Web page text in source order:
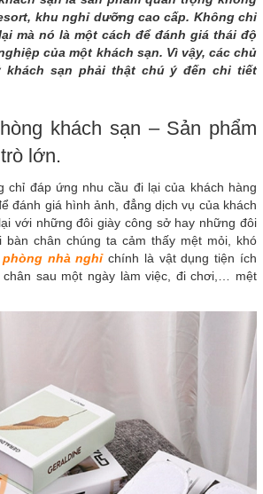
khu nghỉ dưỡng cao cấp. Không chỉ
mà nó là một cách để đánh giá thái độ
của một khách sạn. Vì vậy, các chủ
khách sạn phải thật chú ý đến chi tiết
khách sạn – Sản phẩm
lớn.
chỉ đáp ứng nhu cầu đi lại của khách hàng
đánh giá hình ảnh, đẳng dịch vụ của khách
với những đôi giày công sở hay những đôi
bàn chân chúng ta cảm thấy mệt mỏi, khó
nhà nghỉchính là vật dụng tiện ích
sau một ngày làm việc, đi chơi,… mệt